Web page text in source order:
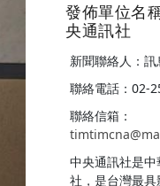
發佈單位名
央通訊社
新聞聯絡人：
聯絡電話：02-
聯絡信箱：
中央通訊社是
社，是台灣最